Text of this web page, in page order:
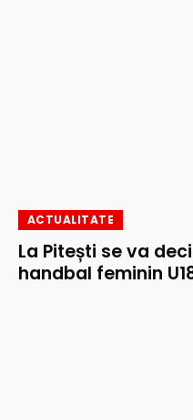
ACTUALITATE
La Pitești se va
handbal feminin